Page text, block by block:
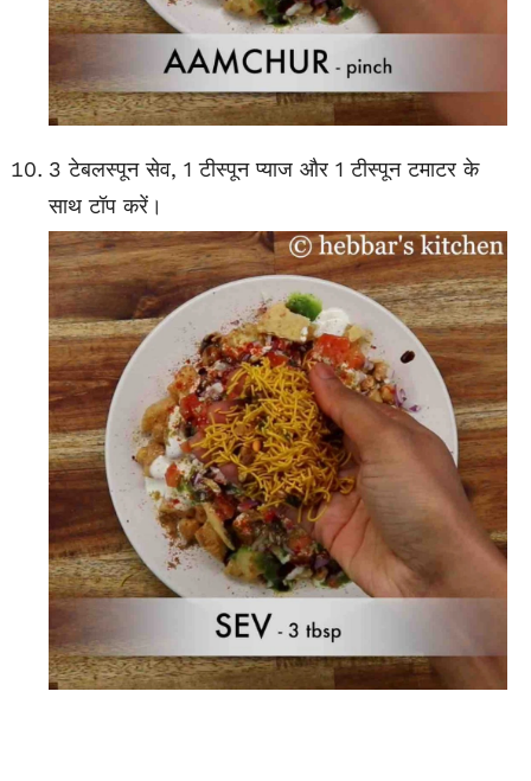
3 टेबलस्पून सेव, 1 टीस्पून प्याज और 1 टीस्पून टमाटर के
साथ टॉप करें।